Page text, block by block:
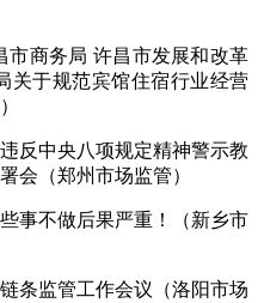
商务局 许昌市发展和改革
关于规范宾馆住宿行业经营
中央八项规定精神警示教
会（郑州市场监管）
不做后果严重！（新乡市
监管工作会议（洛阳市场